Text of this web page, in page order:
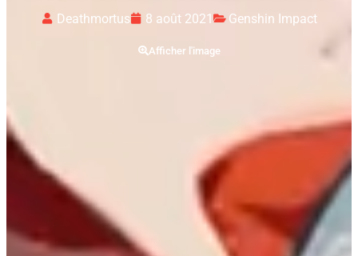
Deathmortus 8 août 2021 Genshin Impact
Afficher l'image